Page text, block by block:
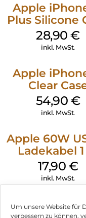
Um unsere Website für
verbessern zu können,
Apple
Plus Silicone
MagSafe
28,90€
inkl. MwSt.
Apple
Clear
MagSafe
Transparent
54,90 €
inkl. MwSt.
Apple 60W
Ladekabel
Weiß
17,90 €
inkl. MwSt.